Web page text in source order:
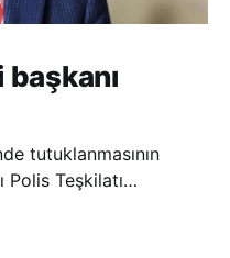
başkanı
tutuklanmasının
Polis Teşkilatı
Dubai’deki